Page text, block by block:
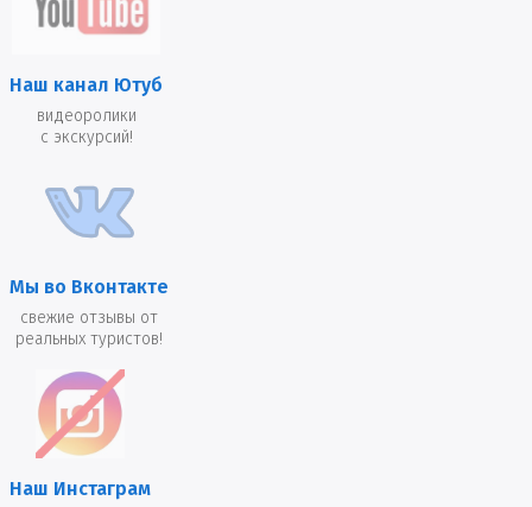
Наш канал Ютуб
видеоролики
с экскурсий!
Мы во Вконтакте
свежие отзывы от
реальных туристов!
Наш Инстаграм